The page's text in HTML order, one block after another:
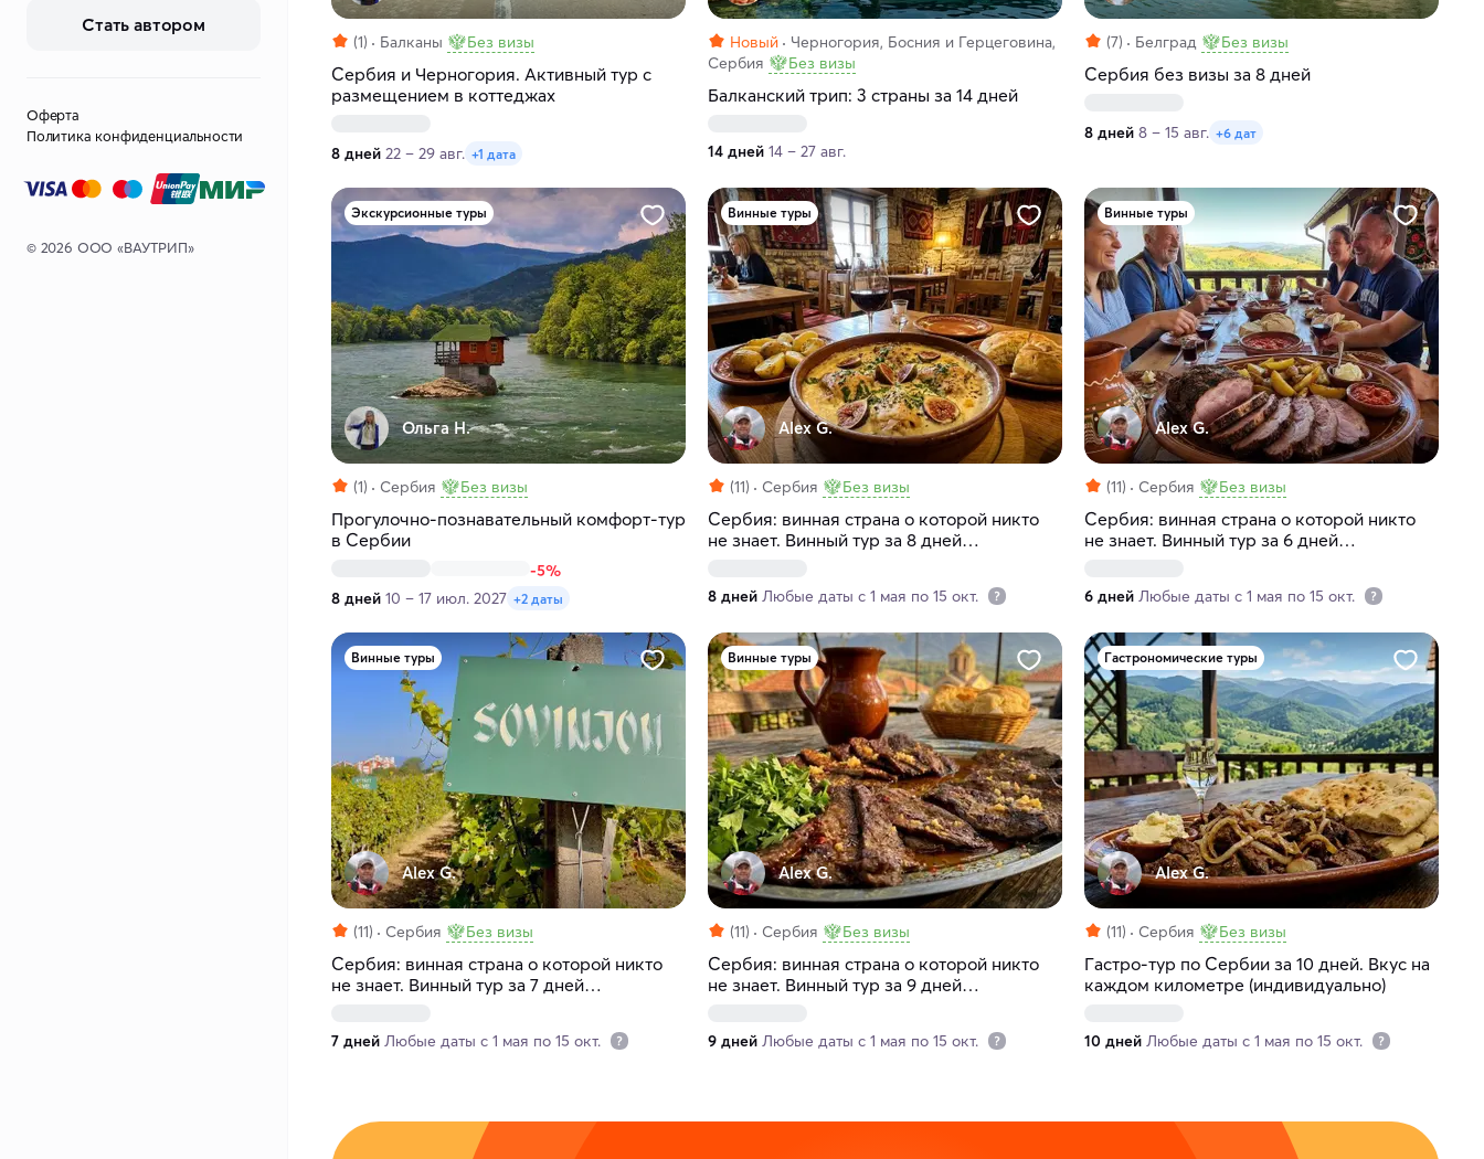
Стать автором
Оферта
Политика конфиденциальности
© 2026 ООО «ВАУТРИП»
(1) Балканы Без визы
Сербия и Черногория. Активный тур с
размещением в коттеджах
8 дней 22 – 29 авг. +1 дата
Новый
Черногория, Босния и Герцеговина,
Сербия
Без визы
Балканский трип: 3 страны за 14 дней
14 дней 14 – 27 авг.
(7) Белград Без визы
Сербия без визы за 8 дней
8 дней 8 – 15 авг. +6 дат
Экскурсионные туры
Ольга Н.
(1) Сербия Без визы
Прогулочно-познавательный комфорт-тур
в Сербии
-5%
8 дней 10 – 17 июл. 2027 +2 даты
Винные туры
Alex G.
(11) Сербия Без визы
Сербия: винная страна о которой никто
не знает. Винный тур за 8 дней
8 дней Любые даты с 1 мая по 15 окт.
Винные туры
Alex G.
(11) Сербия Без визы
Сербия: винная страна о которой никто
не знает. Винный тур за 6 дней
6 дней Любые даты с 1 мая по 15 окт.
Винные туры
Alex G.
(11) Сербия Без визы
Сербия: винная страна о которой никто
не знает. Винный тур за 7 дней
7 дней Любые даты с 1 мая по 15 окт.
Винные туры
Alex G.
(11) Сербия Без визы
Сербия: винная страна о которой никто
не знает. Винный тур за 9 дней
9 дней Любые даты с 1 мая по 15 окт.
Гастрономические туры
Alex G.
(11) Сербия Без визы
Гастро-тур по Сербии за 10 дней. Вкус на
каждом километре (индивидуально)
10 дней Любые даты с 1 мая по 15 окт.